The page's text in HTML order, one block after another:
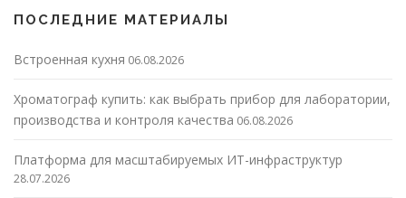
ПОСЛЕДНИЕ МАТЕРИАЛЫ
Встроенная кухня 06.08.2026
Хроматограф купить: как выбрать прибор для лаборатории,
производства и контроля качества 06.08.2026
Платформа для масштабируемых ИТ-инфраструктур
28.07.2026